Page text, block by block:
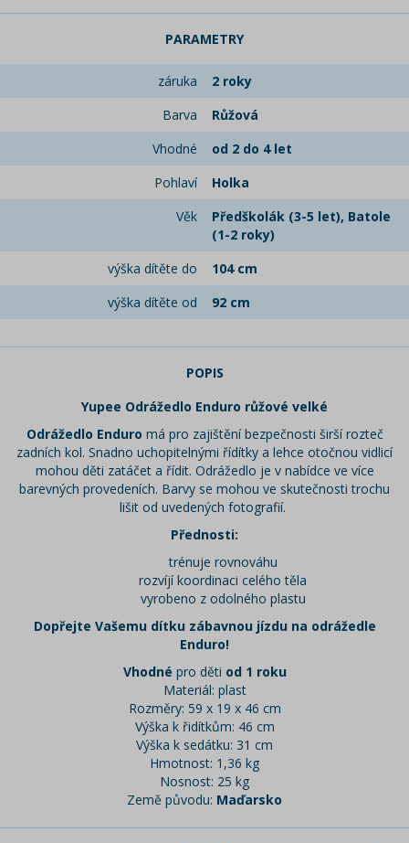
PARAMETRY
záruka
2 roky
Barva
Růžová
Vhodné
od 2 do 4 let
Pohlaví
Holka
Věk
Předškolák (3-5 let), Batole
(1-2 roky)
výška dítěte do
104 cm
výška dítěte od
92 cm
POPIS
Yupee Odrážedlo Enduro růžové velké
Odrážedlo Enduro má pro zajištění bezpečnosti širší rozteč
zadních kol. Snadno uchopitelnými řídítky a lehce otočnou vidlicí
mohou děti zatáčet a řídit. Odrážedlo je v nabídce ve více
barevných provedeních. Barvy se mohou ve skutečnosti trochu
lišit od uvedených fotografií.
Přednosti:
trénuje rovnováhu
rozvíjí koordinaci celého těla
vyrobeno z odolného plastu
Dopřejte Vašemu dítku zábavnou jízdu na odrážedle
Enduro!
Vhodné pro děti od 1 roku
Materiál: plast
Rozměry: 59 x 19 x 46 cm
Výška k řidítkům: 46 cm
Výška k sedátku: 31 cm
Hmotnost: 1,36 kg
Nosnost: 25 kg
Země původu: Maďarsko